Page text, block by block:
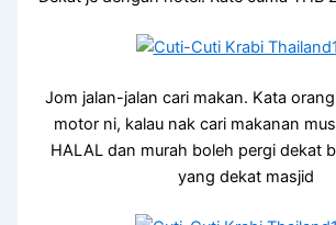
Jom jalan-jalan cari makan. Kata
motor ni, kalau nak cari makanan
HALAL dan murah boleh pergi dekat
yang dekat masjid